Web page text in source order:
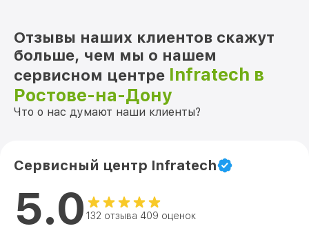
Отзывы наших клиентов скажут
больше, чем мы о нашем
сервисном центре Infratech в
Ростове-на-Дону
Что о нас думают наши клиенты?
Сервисный центр Infratech
5.0 132 отзыва 409 оценок